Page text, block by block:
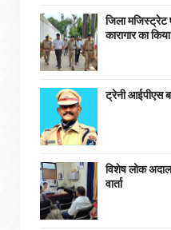
जिला मजिस्ट्रेट
कारागार का
ट्रेनी आईपीएस
विशेष लोक
वार्ता